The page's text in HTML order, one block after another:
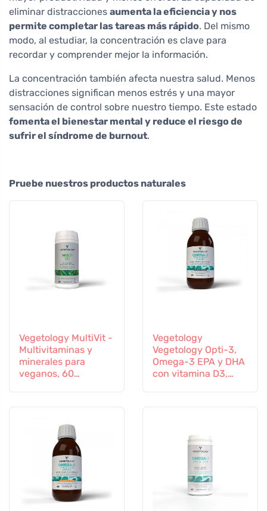
eliminar distracciones aumenta la eficiencia y nos
permite completar las tareas más rápido. Del mismo
modo, al estudiar, la concentración es clave para
recordar y comprender mejor la información.
La concentración también afecta nuestra salud. Menos
distracciones significan menos estrés y una mayor
sensación de control sobre nuestro tiempo. Este estado
fomenta el bienestar mental y reduce el riesgo de
sufrir el síndrome de burnout.
Pruebe nuestros productos naturales
Vegetology MultiVit -
Multivitaminas y
minerales para
veganos, 60
Vegetology
Vegetology Opti-3,
Omega-3 EPA y DHA
con vitamina D3,